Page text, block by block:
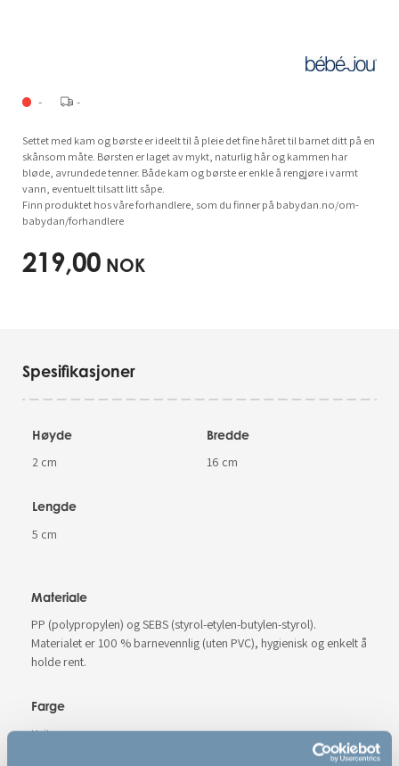
- -
Settet med kam og børste er ideelt til å pleie det fine håret til barnet ditt på en
skånsom måte. Børsten er laget av mykt, naturlig hår og kammen har
bløde, avrundede tenner. Både kam og børste er enkle å rengjøre i varmt
vann, eventuelt tilsatt litt såpe.
Finn produktet hos våre forhandlere, som du finner på babydan.no/om-
babydan/forhandlere
219,00 NOK
Spesifikasjoner
Høyde
2 cm
Bredde
16 cm
Lengde
5 cm
Materiale
PP (polypropylen) og SEBS (styrol-etylen-butylen-styrol).
Materialet er 100 % barnevennlig (uten PVC), hygienisk og enkelt å
holde rent.
Farge
Hvit